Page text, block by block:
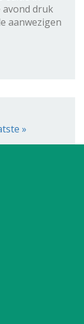
avond druk
aanwezigen
»